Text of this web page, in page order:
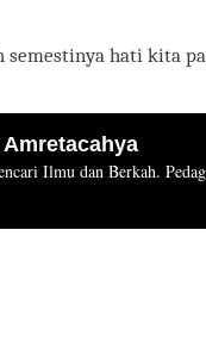
hati kita
Ilmu dan Berkah.